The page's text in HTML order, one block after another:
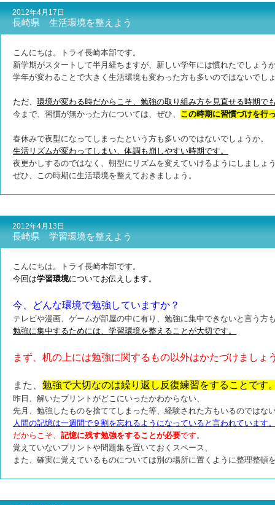
2012年4月17日
長崎県 生活環境を整えよう
こんにちは。トライ長崎本部です。
新学期がスタートして半月経ちますが、新しい学年には慣れたでしょう
学年が変わることで大きく生活環境も変わった方も多いのではないでし
ただ、 環境が変わる時だからこそ、勉強の取り組み方を見直せる時期で
今まで、習慣が無かった方については、ぜひ、 この時期に習慣づけを行
春休みで夜型になってしまったという方も多いのではないでしょうか。
生活リズムが変わってしまい、体調も崩しやすい時期です。
夜更かしするのではなく、朝型にリズムを変えていけるようにしましょ
ぜひ、この時期に生活環境を整えておきましょう。
2012年4月13日
長崎県 学習環境を整えよう
こんにちは。トライ長崎本部です。
今回は学習環境についてお伝えします。
今、どんな環境で勉強していますか？
テレビや漫画、ゲームが部屋の中に有り、勉強に集中できないと言う方
勉強に集中するためには、学習環境を整えることが大切です。
まず、机の上には勉強に関するもの以外はかたづけましょ
また、 勉強で大切なのは繰り返し反復練習をすることです
昨日、解いたプリントがどこにいったかわからない、
先月、勉強したものを捨ててしまった等、経験された方もいるのではな
人間の記憶は一週間で９割を忘れるようになっていると言われています
だからこそ、 記憶に残す勉強をすることが必要です。
覚えていないプリントや問題集を置いておくスペース、
また、確実に覚えているものについては別の場所に置くように整理整頓